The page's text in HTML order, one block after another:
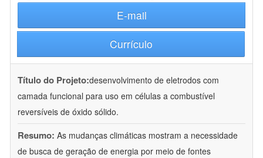
E-mail
Currículo
Título do Projeto:desenvolvimento de eletrodos com
camada funcional para uso em células a combustível
reversíveis de óxido sólido.
Resumo: As mudanças climáticas mostram a necessidade
de busca de geração de energia por meio de fontes